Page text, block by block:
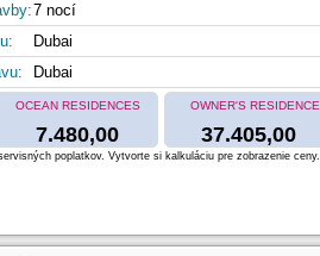
7 nocí
Dubai
Dubai
OCEAN RESIDENCES
7.480,00
OWNER'S RESIDENCE
37.405,00
poplatkov. Vytvorte si kalkuláciu pre zobrazenie ceny.